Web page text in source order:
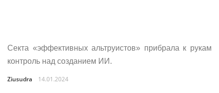
Секта «эффективных альтруистов» прибрала к рукам
контроль над созданием ИИ.
Ziusudra 14.01.2024